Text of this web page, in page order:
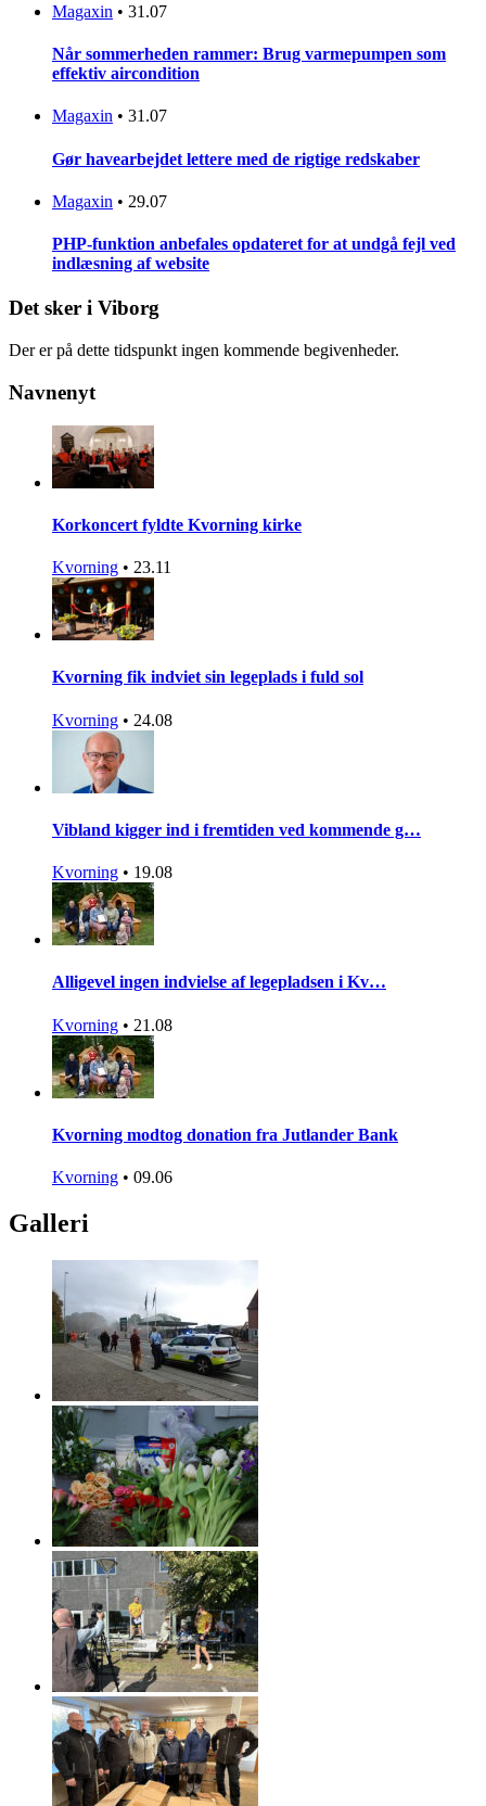
Magaxin • 31.07
Når sommerheden rammer: Brug varmepumpen som
effektiv aircondition
Magaxin • 31.07
Gør havearbejdet lettere med de rigtige redskaber
Magaxin • 29.07
PHP-funktion anbefales opdateret for at undgå fejl ved
indlæsning af website
Det sker i Viborg
Der er på dette tidspunkt ingen kommende begivenheder.
Navnenyt
Korkoncert fyldte Kvorning kirke
Kvorning • 23.11
Kvorning fik indviet sin legeplads i fuld sol
Kvorning • 24.08
Vibland kigger ind i fremtiden ved kommende g…
Kvorning • 19.08
Alligevel ingen indvielse af legepladsen i Kv…
Kvorning • 21.08
Kvorning modtog donation fra Jutlander Bank
Kvorning • 09.06
Galleri